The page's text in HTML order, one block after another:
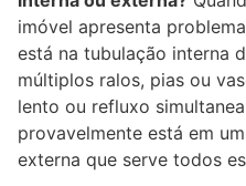
imóvel apresenta
está na tubulação interna
múltiplos ralos, pias ou
lento ou refluxo
provavelmente está em
externa que serve todos